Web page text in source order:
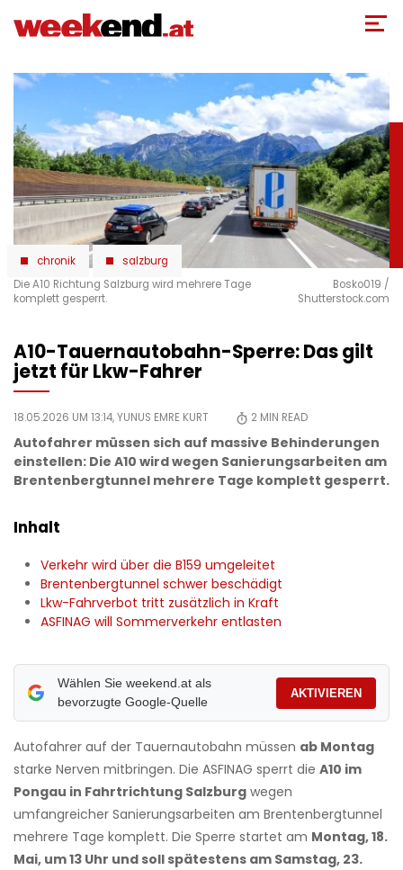
zum
chronik
salzburg
Die A10 Richtung Salzburg wird mehrere Tage
komplett gesperrt.
Bosko019 /
Shutterstock.com
A10-Tauernautobahn-Sperre: Das gilt
jetzt für Lkw-Fahrer
18.05.2026 UM 13:14,YUNUS EMRE KURT 2 MIN READ
Autofahrer müssen sich auf massive Behinderungen
einstellen: Die A10 wird wegen Sanierungsarbeiten am
Brentenbergtunnel mehrere Tage komplett gesperrt.
Inhalt
Verkehr wird über die B159 umgeleitet
Brentenbergtunnel schwer beschädigt
Lkw-Fahrverbot tritt zusätzlich in Kraft
ASFINAG will Sommerverkehr entlasten
Wählen Sie weekend.at als
bevorzugte Google-Quelle
AKTIVIEREN
Autofahrer auf der Tauernautobahn müssen ab Montag
starke Nerven mitbringen. Die ASFINAG sperrt die A10 im
Pongau in Fahrtrichtung Salzburg wegen
umfangreicher Sanierungsarbeiten am Brentenbergtunnel
mehrere Tage komplett. Die Sperre startet am Montag, 18.
Mai, um 13 Uhr und soll spätestens am Samstag, 23.